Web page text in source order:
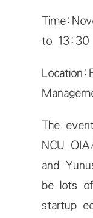
to 13:30
The
NCU
and
be lots
startup